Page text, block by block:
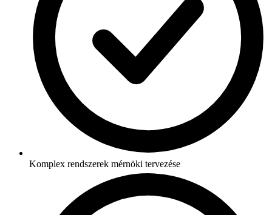
Komplex rendszerek mérnöki tervezése